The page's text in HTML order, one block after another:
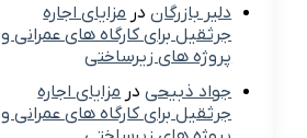
دلیر بازرگاندر مزایای اجاره
جرثقیل برای کارگاه های عمرانی و
پروژه های زیرساختی
جواد ذبیحیدر مزایای اجاره
جرثقیل برای کارگاه های عمرانی و